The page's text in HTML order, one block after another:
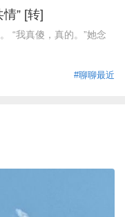
” [转]
“我真傻，真的。”她念
#聊聊最近